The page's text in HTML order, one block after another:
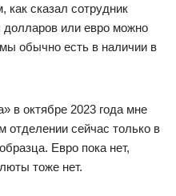
сказал сотрудник
долларов или евро можно
обычно есть в наличии в
в октябре 2023 года мне
отделении сейчас только в
Евро пока нет,
тоже нет.